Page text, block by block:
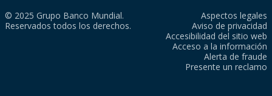
© 2025 Grupo Banco Mundial.
Reservados todos los derechos.
Aspectos legales
Aviso de privacidad
Accesibilidad del sitio web
Acceso a la información
Alerta de fraude
Presente un reclamo